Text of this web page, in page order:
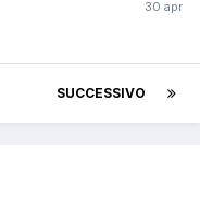
SUCCESSIVO